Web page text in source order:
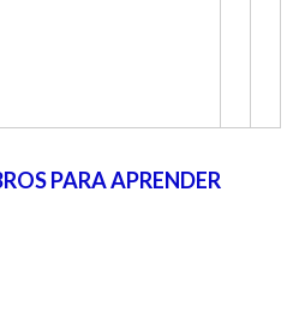
PARA APRENDER